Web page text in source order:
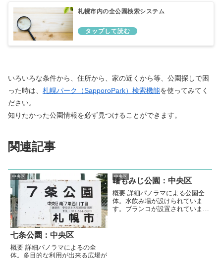
札幌市内の全公園検索システム
いろいろな条件から、住所から、家の近くから等、公園探しで困
った時は、 札幌パーク（SapporoPark）検索機能を使ってみてく
ださい。
知りたかった公園情報を必ず見つけることができます。
関連記事
中央区
七条公園：中央区
概要 詳細パノラマによるの全
体。多目的な利用が出来る広場が
中央区
曙もみじ公園：中央区
概要 詳細パノラマによる公園全
体。水飲み場が設けられていま
す。ブランコが設置されていま